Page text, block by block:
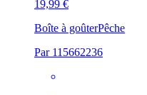
19,99 €
Boîte à goûterPêche
Par 115662236